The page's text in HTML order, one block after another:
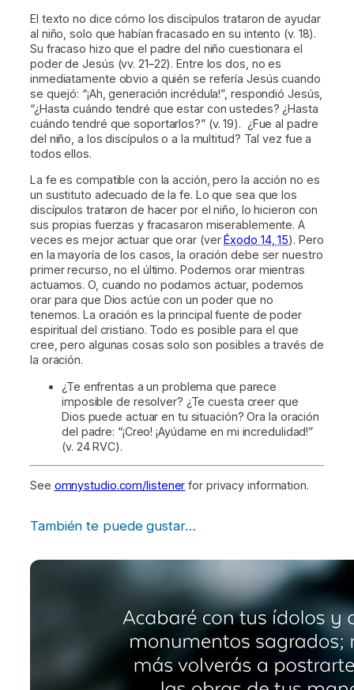
El texto no dice cómo los discípulos trataron de ayudar
al niño, solo que habían fracasado en su intento (v. 18).
Su fracaso hizo que el padre del niño cuestionara el
poder de Jesús (vv. 21–22). Entre los dos, no es
inmediatamente obvio a quién se refería Jesús cuando
se quejó: “¡Ah, generación incrédula!”, respondió Jesús,
“¿Hasta cuándo tendré que estar con ustedes? ¿Hasta
cuándo tendré que soportarlos?” (v. 19). ¿Fue al padre
del niño, a los discípulos o a la multitud? Tal vez fue a
todos ellos.
La fe es compatible con la acción, pero la acción no es
un sustituto adecuado de la fe. Lo que sea que los
discípulos trataron de hacer por el niño, lo hicieron con
sus propias fuerzas y fracasaron miserablemente. A
veces es mejor actuar que orar (verÉxodo 14, 15). Pero
en la mayoría de los casos, la oración debe ser nuestro
primer recurso, no el último. Podemos orar mientras
actuamos. O, cuando no podamos actuar, podemos
orar para que Dios actúe con un poder que no
tenemos. La oración es la principal fuente de poder
espiritual del cristiano. Todo es posible para el que
cree, pero algunas cosas solo son posibles a través de
la oración.
¿Te enfrentas a un problema que parece
imposible de resolver? ¿Te cuesta creer que
Dios puede actuar en tu situación? Ora la oración
del padre: “¡Creo! ¡Ayúdame en mi incredulidad!”
(v. 24 RVC).
See omnystudio.com/listener for privacy information.
También te puede gustar…